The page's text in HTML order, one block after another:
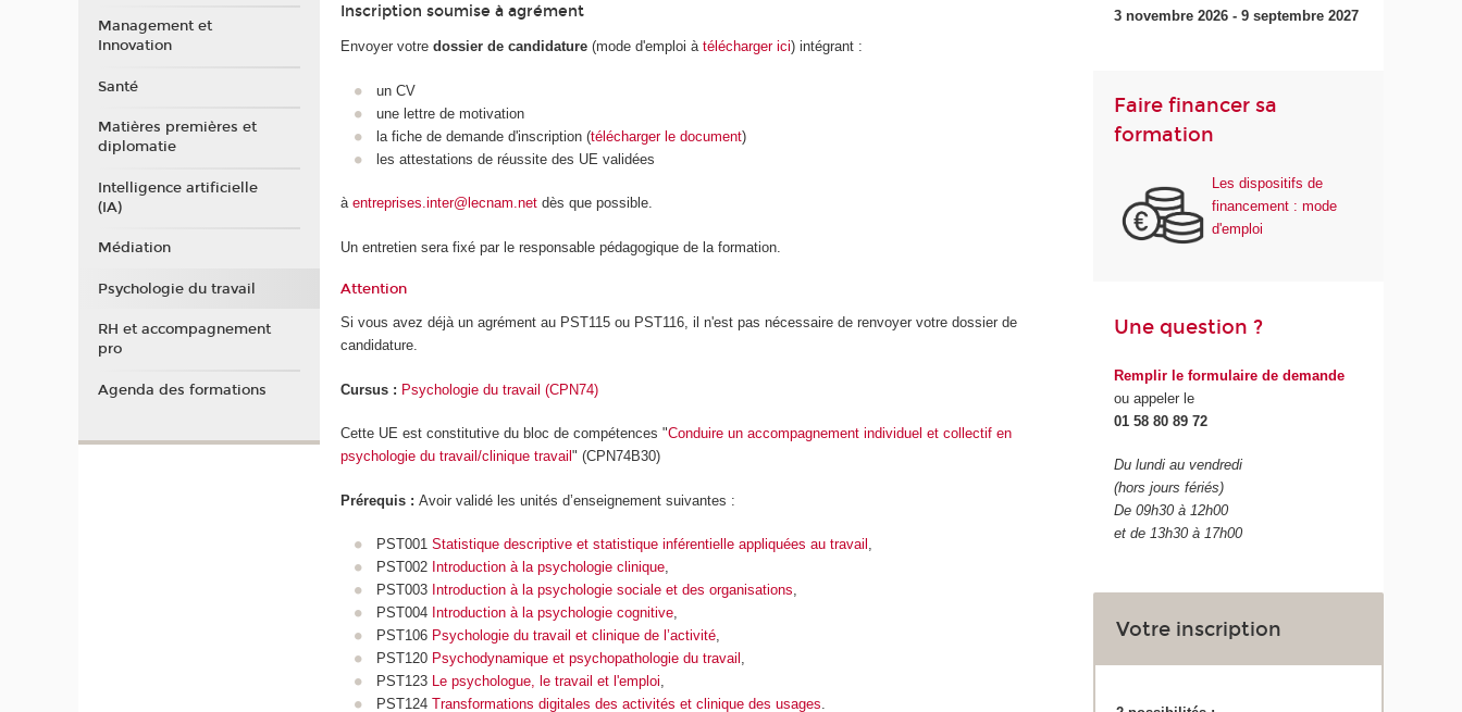
Inscription soumise à agrément
Envoyer votredossier de candidature (mode d'emploi àtélécharger ici) intégrant :
un CV
une lettre de motivation
la fiche de demande d'inscription (télécharger le document)
les attestations de réussite des UE validées
àentreprises.inter@lecnam.net dès que possible.
Un entretien sera fixé par le responsable pédagogique de la formation.
Attention
Si vous avez déjà un agrément au PST115 ou PST116, il n'est pas nécessaire de renvoyer votre dossier de
candidature.
Cursus : Psychologie du travail (CPN74)
Cette UE est constitutive du bloc de compétences "Conduire un accompagnement individuel et collectif en
psychologie du travail/clinique travail" (CPN74B30)
Prérequis :Avoir validé les unités d’enseignement suivantes :
PST001 Statistique descriptive et statistique inférentielle appliquées au travail ,
PST002 Introduction à la psychologie clinique,
PST003 Introduction à la psychologie sociale et des organisations,
PST004 Introduction à la psychologie cognitive,
PST106 Psychologie du travail et clinique de l’activité,
PST120 Psychodynamique et psychopathologie du travail ,
PST123 Le psychologue, le travail et l'emploi,
PST124 Transformations digitales des activités et clinique des usages.
3 novembre 2026 - 9 septembre 2027
Faire financer sa
formation
Les dispositifs de
financement : mode
d'emploi
Une question ?
Remplir le formulaire de demande
ou appeler le
01 58 80 89 72
Du lundi au vendredi
(hors jours fériés)
De 09h30 à 12h00
et de 13h30 à 17h00
Votre inscription
Management et
Innovation
Santé
Matières premières et
diplomatie
Intelligence artificielle
(IA)
Médiation
Psychologie du travail
RH et accompagnement
pro
Agenda des formations